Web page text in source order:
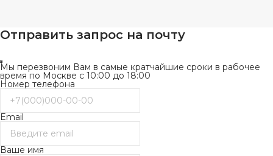
Отправить запрос на почту
Мы перезвоним Вам в самые кратчайшие сроки в рабочее
время по Москве с 10:00 до 18:00
Номер телефона
Email
Ваше имя